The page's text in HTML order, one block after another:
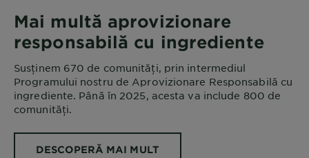
Mai multă aprovizionare
responsabilă cu ingrediente
Susținem 670 de comunități, prin intermediul
Programului nostru de Aprovizionare Responsabilă cu
ingrediente. Până în 2025, acesta va include 800 de
comunități.
DESCOPERĂ MAI MULT